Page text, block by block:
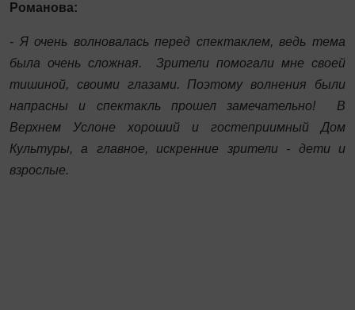
Романова:
- Я очень волновалась перед спектаклем, ведь тема
была очень сложная. Зрители помогали мне своей
тишиной, своими глазами. Поэтому волнения были
напрасны и спектакль прошел замечательно! В
Верхнем Услоне хороший и гостеприимный Дом
Культуры, а главное, искренние зрители - дети и
взрослые.